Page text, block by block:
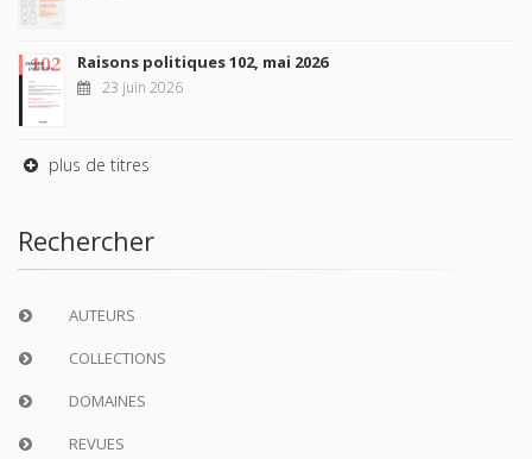
Raisons politiques 102, mai 2026
23 juin 2026
plus de titres
Rechercher
AUTEURS
COLLECTIONS
DOMAINES
REVUES